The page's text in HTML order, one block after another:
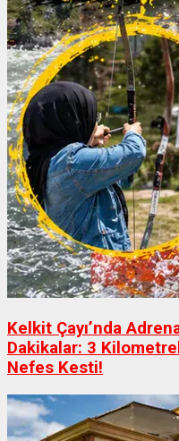
Kelkit Çayı’nda
Dakikalar: 3
Nefes Kesti!